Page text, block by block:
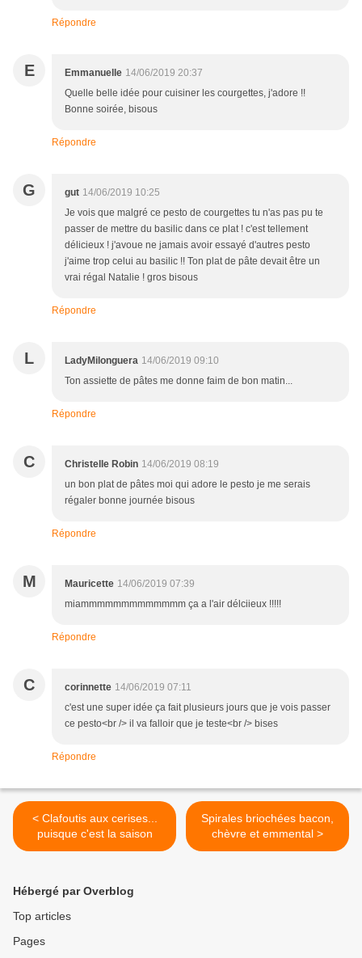
Répondre
E Emmanuelle 14/06/2019 20:37
Quelle belle idée pour cuisiner les courgettes, j'adore !!
Bonne soirée, bisous
Répondre
G gut 14/06/2019 10:25
Je vois que malgré ce pesto de courgettes tu n'as pas pu te
passer de mettre du basilic dans ce plat ! c'est tellement
délicieux ! j'avoue ne jamais avoir essayé d'autres pesto
j'aime trop celui au basilic !! Ton plat de pâte devait être un
vrai régal Natalie ! gros bisous
Répondre
L LadyMilonguera 14/06/2019 09:10
Ton assiette de pâtes me donne faim de bon matin...
Répondre
C Christelle Robin 14/06/2019 08:19
un bon plat de pâtes moi qui adore le pesto je me serais
régaler bonne journée bisous
Répondre
M Mauricette 14/06/2019 07:39
miammmmmmmmmmmmm ça a l'air délciieux !!!!!
Répondre
C corinnette 14/06/2019 07:11
c'est une super idée ça fait plusieurs jours que je vois passer
ce pesto<br /> il va falloir que je teste<br /> bises
Répondre
< Clafoutis aux cerises...
puisque c'est la saison
Spirales briochées bacon,
chèvre et emmental >
Hébergé par Overblog
Top articles
Pages